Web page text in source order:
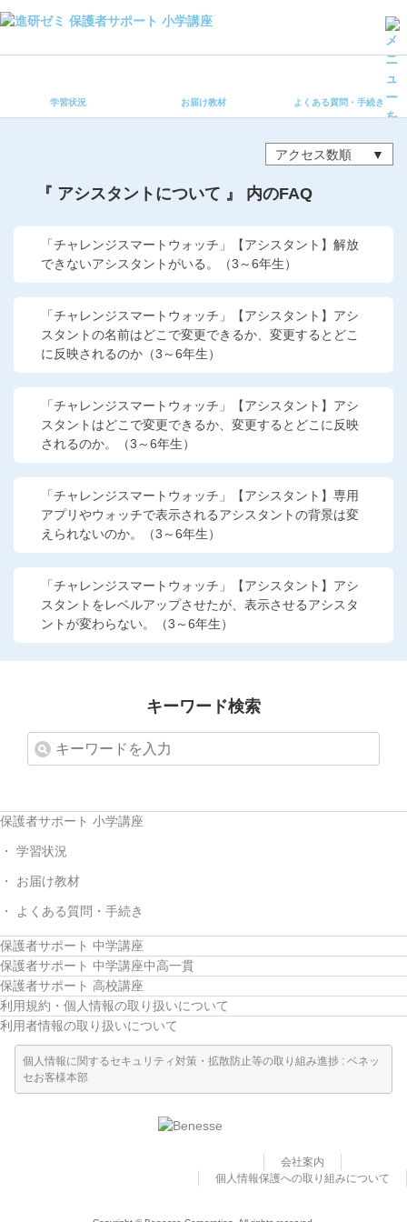
よくある質問・手続き
登録情報の変更・各種お手続き
お客様サポート(手続き・照会)
よくある質問・お問い合わせ
カテゴリーから探す
他の講座のよくある質問・手続きはこちら
こどもちゃれんじ
進研ゼミ 中学講座
進研ゼミ 中学講座 中高一貫
進研ゼミ 高校講座
進研ゼミ小学講座のご紹介はこちら
会員サイト(お子様用)はこちら
学習状況 お届け教材 よくある質問・手続き
アクセス数順
『 アシスタントについて 』 内のFAQ
「チャレンジスマートウォッチ」【アシスタント】解放
できないアシスタントがいる。（3～6年生）
「チャレンジスマートウォッチ」【アシスタント】アシ
スタントの名前はどこで変更できるか、変更するとどこ
に反映されるのか（3～6年生）
「チャレンジスマートウォッチ」【アシスタント】アシ
スタントはどこで変更できるか、変更するとどこに反映
されるのか。（3～6年生）
「チャレンジスマートウォッチ」【アシスタント】専用
アプリやウォッチで表示されるアシスタントの背景は変
えられないのか。（3～6年生）
「チャレンジスマートウォッチ」【アシスタント】アシ
スタントをレベルアップさせたが、表示させるアシスタ
ントが変わらない。（3～6年生）
キーワード検索
保護者サポート 小学講座
学習状況
お届け教材
よくある質問・手続き
保護者サポート 中学講座
保護者サポート 中学講座中高一貫
保護者サポート 高校講座
利用規約・個人情報の取り扱いについて
利用者情報の取り扱いについて
個人情報に関するセキュリティ対策・拡散防止等の取り組み進捗 : ベネッ
セお客様本部
会社案内
個人情報保護への取り組みについて